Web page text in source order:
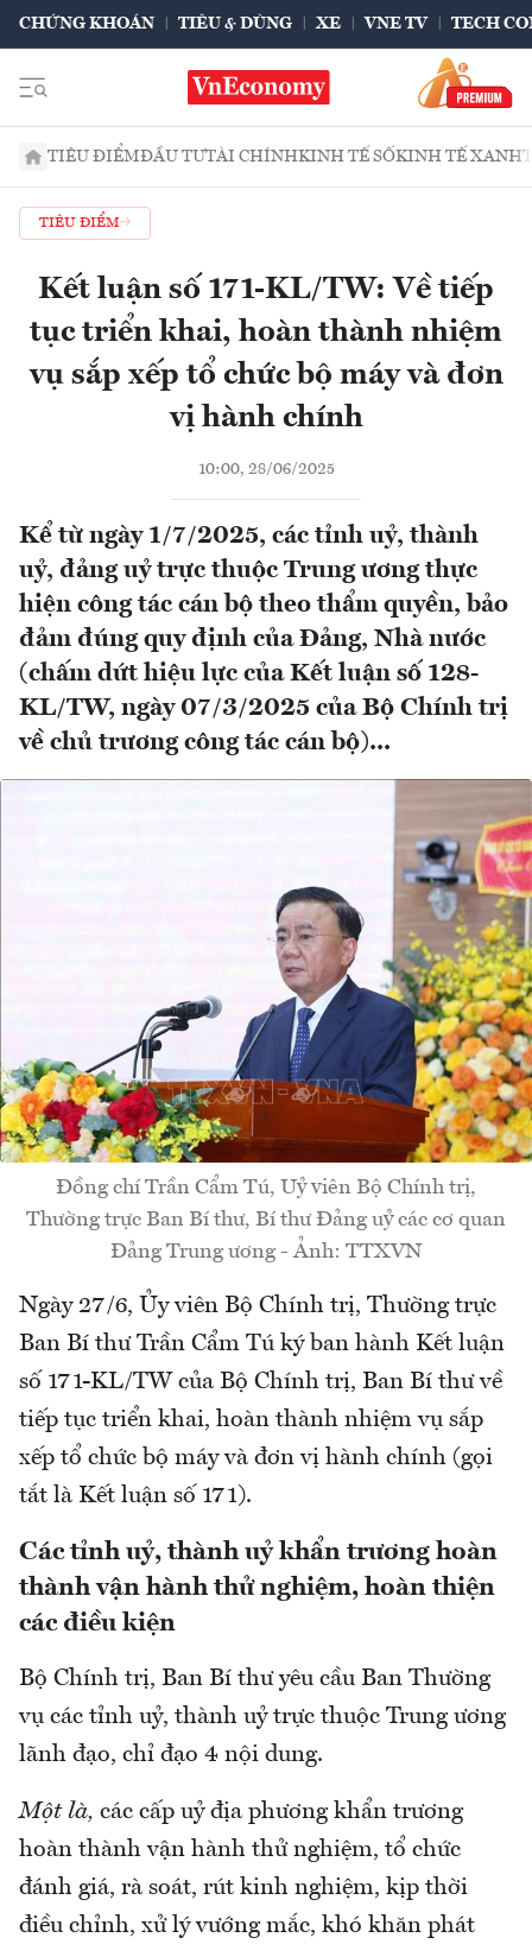
CHỨNG KHOÁN TIÊU & DÙNG XE VNE TV TECH
TIÊU ĐIỂMĐẦU TƯTÀI CHÍNHKINH TẾ SỐKINH TẾ XANH
TIÊU ĐIỂM
Kết luận số 171-KL/TW: Về tiếp
tục triển khai, hoàn thành nhiệm
vụ sắp xếp tổ chức bộ máy và đơn
vị hành chính
10:00, 28/06/2025
Kể từ ngày 1/7/2025, các tỉnh uỷ, thành
uỷ, đảng uỷ trực thuộc Trung ương thực
hiện công tác cán bộ theo thẩm quyền, bảo
đảm đúng quy định của Đảng, Nhà nước
(chấm dứt hiệu lực của Kết luận số 128-
KL/TW, ngày 07/3/2025 của Bộ Chính trị
về chủ trương công tác cán bộ)...
Đồng chí Trần Cẩm Tú, Uỷ viên Bộ Chính trị,
Thường trực Ban Bí thư, Bí thư Đảng uỷ các cơ quan
Đảng Trung ương - Ảnh: TTXVN
Ngày 27/6, Ủy viên Bộ Chính trị, Thường trực
Ban Bí thư Trần Cẩm Tú ký ban hành Kết luận
số 171-KL/TW của Bộ Chính trị, Ban Bí thư về
tiếp tục triển khai, hoàn thành nhiệm vụ sắp
xếp tổ chức bộ máy và đơn vị hành chính (gọi
tắt là Kết luận số 171).
Các tỉnh uỷ, thành uỷ khẩn trương hoàn
thành vận hành thử nghiệm, hoàn thiện
các điều kiện
Bộ Chính trị, Ban Bí thư yêu cầu Ban Thường
vụ các tỉnh uỷ, thành uỷ trực thuộc Trung ương
lãnh đạo, chỉ đạo 4 nội dung.
Một là, các cấp uỷ địa phương khẩn trương
hoàn thành vận hành thử nghiệm, tổ chức
đánh giá, rà soát, rút kinh nghiệm, kịp thời
điều chỉnh, xử lý vướng mắc, khó khăn phát